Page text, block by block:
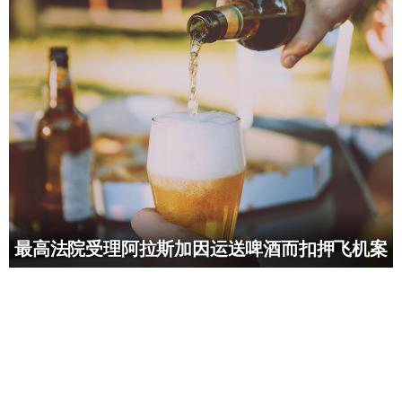
最高法院受理阿拉斯加因运送啤酒而扣押飞机案